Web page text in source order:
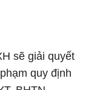
sẽ giải quyết
quy định